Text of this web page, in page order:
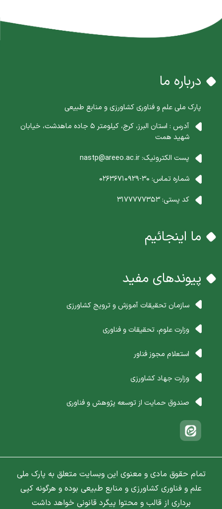
درباره ما
پارک ملی علم و فناوری کشاورزی و منابع طبیعی
آدرس : استان البرز، کرج، کیلومتر 5 جاده ماهدشت، خیابان
شهید همت
پست الکترونیک:nastp@areeo.ac.ir
شماره تماس: 30-02636710929
کد پستی:3177777353
ما اینجائیم
پیوندهای مفید
سازمان تحقیقات آموزش و ترویج کشاورزی
وزارت علوم، تحقیقات و فناوری
استعلام مجوز فناور
وزارت جهاد کشاورزی
صندوق حمایت از توسعه پژوهش و فناوری
تمام حقوق مادی و معنوی این وبسایت متعلق به پارک ملی
علم و فناوری کشاورزی و منابع طبیعی بوده و هرگونه کپی
برداری از قالب و محتوا پیگرد قانونی خواهد داشت